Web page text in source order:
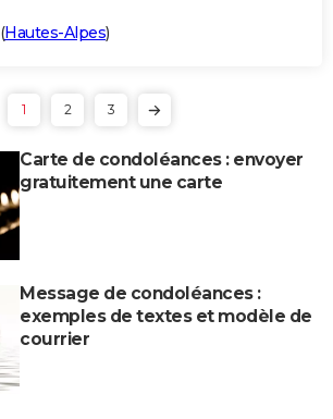
(Hautes-Alpes)
1 2 3
Carte de condoléances : envoyer
gratuitement une carte
Message de condoléances :
exemples de textes et modèle de
courrier